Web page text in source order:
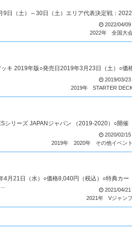
日（土）～30日（土）エリア代表決定戦：2022
2022/04/09
2022年
全国大
キ 2019年版○発売日2019年3月23日（土）○価
2019/03/23
2019年
STARTER
シリーズ JAPANジャパン （2019-2020）○開催
2020/02/15
2019年
2020年 その他イベント
月21日（水）○価格8,040円（税込）○特典カー
2021/04/21
2021年
Vジャン